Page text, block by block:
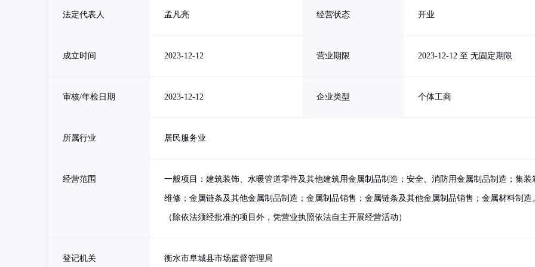
法定代表人 孟凡亮 经营状态 开业
成立时间 2023-12-12 营业期限 2023-12-12 至 无固定期限
审核/年检日期 2023-12-12 企业类型 个体工商
所属行业 居民服务业
经营范围 一般项目：建筑装饰、水暖管道零件及其他建筑用金属制品制造；安全、消防用金属制品制造；集装
维修；金属链条及其他金属制品制造；金属制品销售；金属链条及其他金属制品销售；金属材料制造
（除依法须经批准的项目外，凭营业执照依法自主开展经营活动）
登记机关 衡水市阜城县市场监督管理局